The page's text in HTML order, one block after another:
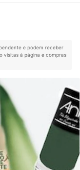
e podem receber
visitas à página e compras